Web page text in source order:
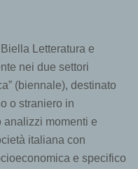
Letteratura e
nei due settori
(biennale), destinato
o straniero in
momenti e
italiana con
e specifico